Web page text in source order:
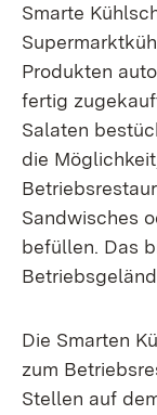
Smarte
Produkten
fertig
Salaten
die
Sandwisches
befüllen. Das
Die Smarten
zum
Stellen auf